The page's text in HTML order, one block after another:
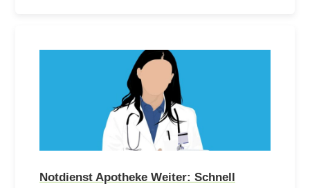
Notdienst Apotheke Weiter: Schnell